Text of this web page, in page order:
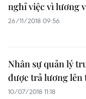
nghỉ việc vì lương
26/11/2018 09:56
Nhân sự quản lý
được trả lương lên
10/07/2018 11:18